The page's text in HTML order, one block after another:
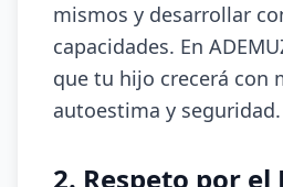
mismos y desarrollar
capacidades. En
que tu hijo crecerá con
autoestima y seguridad.
2. Respeto por el